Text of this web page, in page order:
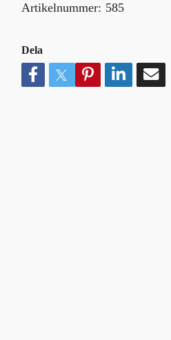
Artikelnummer: 585
Dela